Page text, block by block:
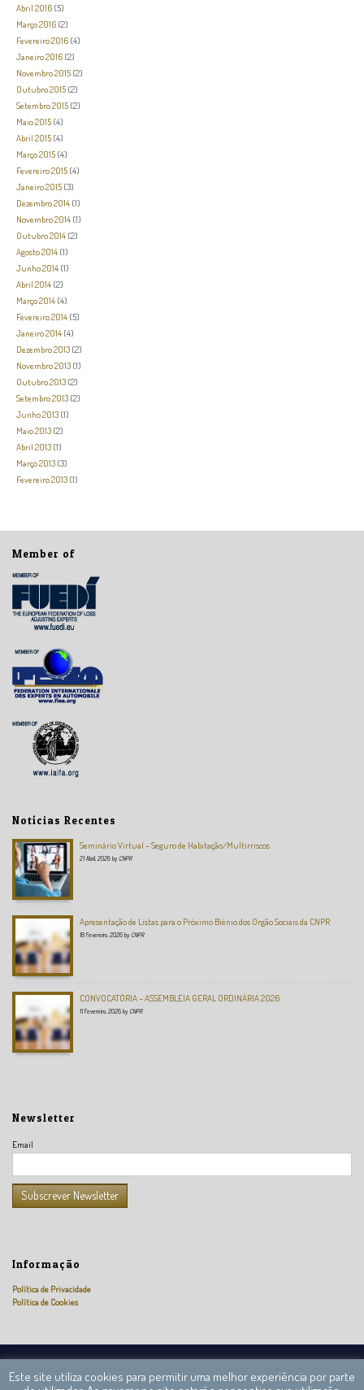
Abril 2016 (5)
Março 2016 (2)
Fevereiro 2016 (4)
Janeiro 2016 (2)
Novembro 2015 (2)
Outubro 2015 (2)
Setembro 2015 (2)
Maio 2015 (4)
Abril 2015 (4)
Março 2015 (4)
Fevereiro 2015 (4)
Janeiro 2015 (3)
Dezembro 2014 (1)
Novembro 2014 (1)
Outubro 2014 (2)
Agosto 2014 (1)
Junho 2014 (1)
Abril 2014 (2)
Março 2014 (4)
Fevereiro 2014 (5)
Janeiro 2014 (4)
Dezembro 2013 (2)
Novembro 2013 (1)
Outubro 2013 (2)
Setembro 2013 (2)
Junho 2013 (1)
Maio 2013 (2)
Abril 2013 (1)
Março 2013 (3)
Fevereiro 2013 (1)
Member of
Notícias Recentes
Seminário Virtual – Seguro de Habitação/Multirriscos
21 Abril, 2026 by CNPR
Apresentação de Listas para o Próximo Biénio dos Orgão Sociais da CNPR
18 Fevereiro, 2026 by CNPR
CONVOCATÓRIA – ASSEMBLEIA GERAL ORDINÁRIA 2026
11 Fevereiro, 2026 by CNPR
Newsletter
Email
Informação
Política de Privacidade
Política de Cookies
Este site utiliza cookies para permitir uma melhor experiência por parte